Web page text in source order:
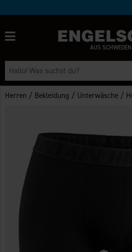
AUS SCHWEDEN
Herren / Bekleidung / Unterwäsche /